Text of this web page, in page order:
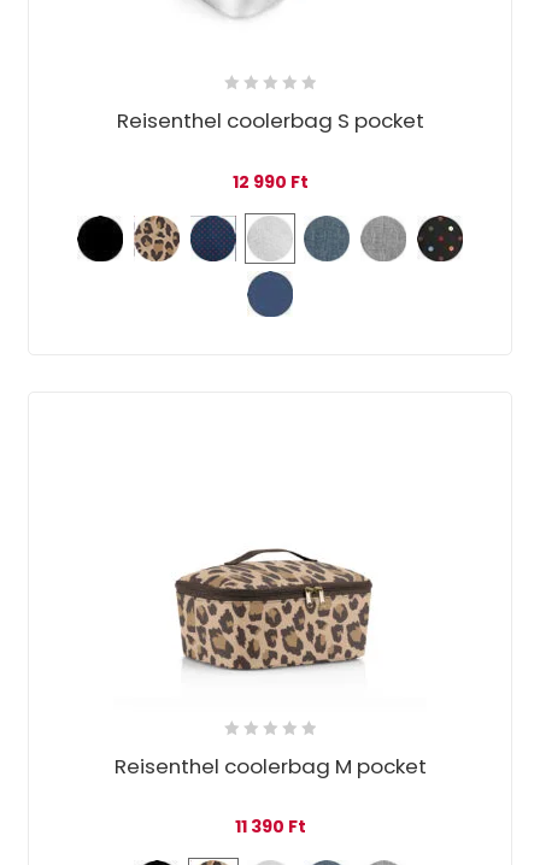
Reisenthel coolerbag S pocket
12 990 Ft
Reisenthel coolerbag M pocket
11 390 Ft